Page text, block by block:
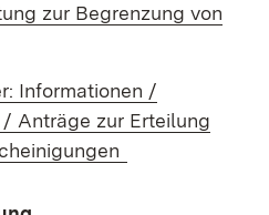
zur Begrenzung von
Informationen /
Anträge zur Erteilung